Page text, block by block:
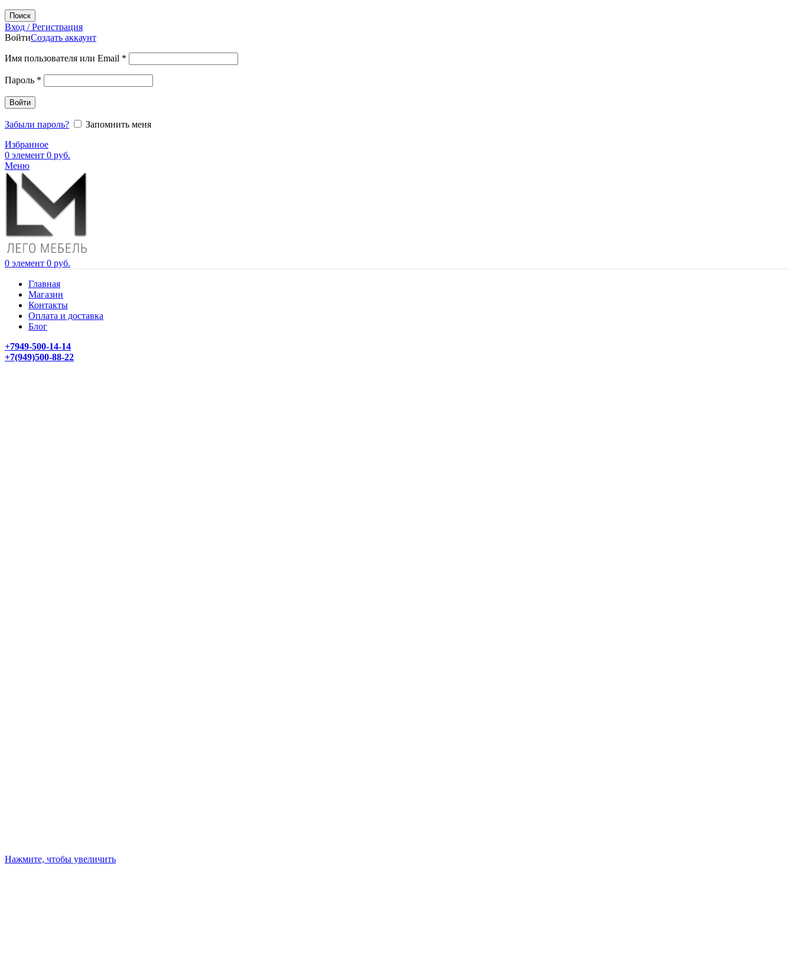
Поиск
Вход / Регистрация
ВойтиСоздать аккаунт
Имя пользователя или Email *
Пароль *
Войти
Забыли пароль?
Запомнить меня
Избранное
0 элемент 0 руб.
Меню
0 элемент 0 руб.
Главная
Магазин
Контакты
Оплата и доставка
Блог
+7949-500-14-14
+7(949)500-88-22
Нажмите, чтобы увеличить